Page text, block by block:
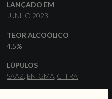
LANÇADO EM
JUNHO 2023
TEOR ALCOÓLICO
4.5%
LÚPULOS
SAAZ ENIGMA CITRA